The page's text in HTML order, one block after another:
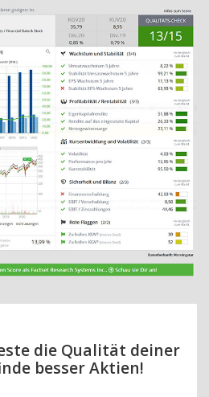
die Qualität deiner
besser Aktien!